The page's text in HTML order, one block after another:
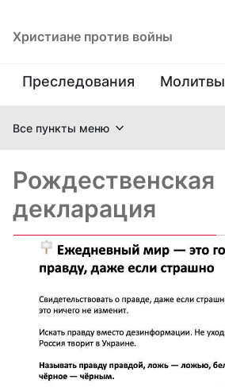
Христиане против войны
Преследования Молитвы
Все пункты меню
Рождественская
декларация